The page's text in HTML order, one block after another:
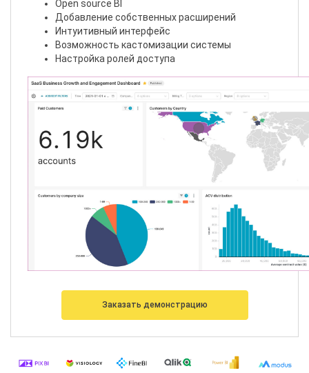
Open source BI
Добавление собственных расширений
Интуитивный интерфейс
Возможность кастомизации системы
Настройка ролей доступа
Заказать демонстрацию